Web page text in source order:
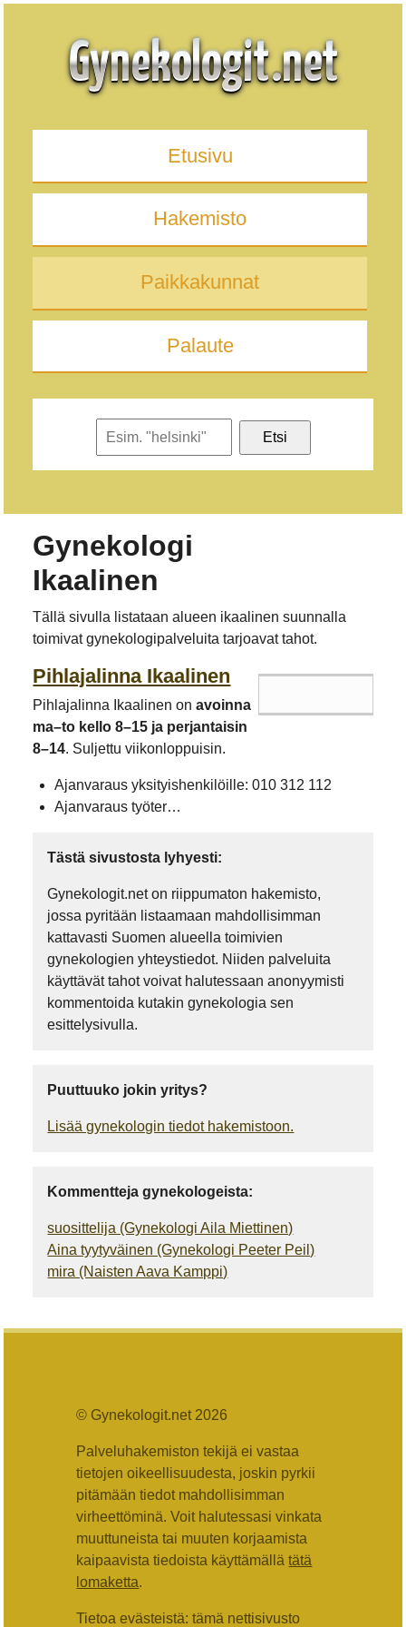
Etusivu
Hakemisto
Paikkakunnat
Palaute
Etsi
Gynekologi
Ikaalinen
Tällä sivulla listataan alueen ikaalinen suunnalla
toimivat gynekologipalveluita tarjoavat tahot.
Pihlajalinna Ikaalinen
Pihlajalinna Ikaalinen onavoinna
ma–to kello 8–15 ja perjantaisin
8–14. Suljettu viikonloppuisin.
Ajanvaraus yksityishenkilöille: 010 312 112
Ajanvaraus työter…
Tästä sivustosta lyhyesti:
Gynekologit.net on riippumaton hakemisto,
jossa pyritään listaamaan mahdollisimman
kattavasti Suomen alueella toimivien
gynekologien yhteystiedot. Niiden palveluita
käyttävät tahot voivat halutessaan anonyymisti
kommentoida kutakin gynekologia sen
esittelysivulla.
Puuttuuko jokin yritys?
Lisää gynekologin tiedot hakemistoon.
Kommentteja gynekologeista:
suosittelija (Gynekologi Aila Miettinen)
Aina tyytyväinen (Gynekologi Peeter Peil)
mira (Naisten Aava Kamppi)
© Gynekologit.net 2026
Palveluhakemiston tekijä ei vastaa
tietojen oikeellisuudesta, joskin pyrkii
pitämään tiedot mahdollisimman
virheettöminä. Voit halutessasi vinkata
muuttuneista tai muuten korjaamista
kaipaavista tiedoista käyttämällätätä
lomaketta.
Tietoa evästeistä: tämä nettisivusto